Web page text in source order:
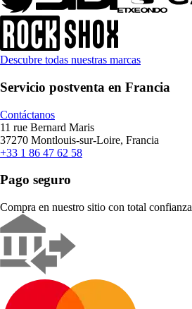
Descubre todas nuestras marcas
Servicio postventa en Francia
Contáctanos
11 rue Bernard Maris
37270 Montlouis-sur-Loire, Francia
+33 1 86 47 62 58
Pago seguro
Compra en nuestro sitio con total confianza